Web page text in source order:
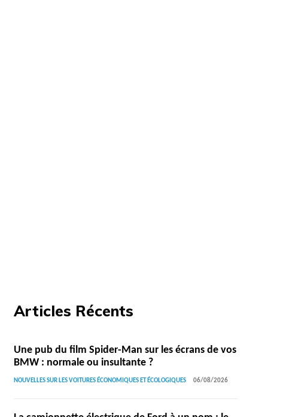
Articles Récents
Une pub du film Spider-Man sur les écrans de vos
BMW : normale ou insultante ?
NOUVELLES SUR LES VOITURES ÉCONOMIQUES ET ÉCOLOGIQUES 06/08/2026